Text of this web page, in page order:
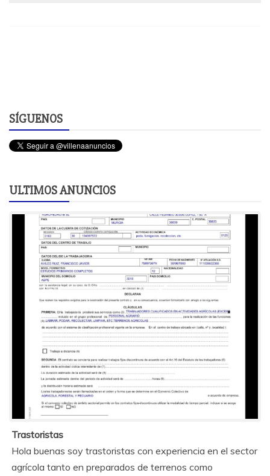
SÍGUENOS
ULTIMOS ANUNCIOS
Trastoristas
Hola buenas soy trastoristas con experiencia en el sector
agrícola tanto en preparados de terrenos como